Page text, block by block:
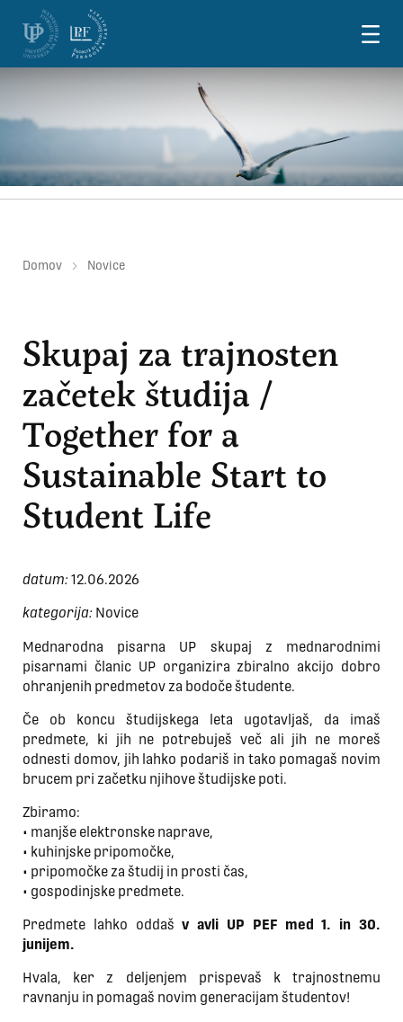
Skoči na vsebino
Domov Novice
Skupaj za trajnosten
začetek študija /
Together for a
Sustainable Start to
Student Life
datum: 12.06.2026
kategorija: Novice
Mednarodna pisarna UP skupaj z mednarodnimi
pisarnami članic UP organizira zbiralno akcijo dobro
ohranjenih predmetov za bodoče študente.
Če ob koncu študijskega leta ugotavljaš, da imaš
predmete, ki jih ne potrebuješ več ali jih ne moreš
odnesti domov, jih lahko podariš in tako pomagaš novim
brucem pri začetku njihove študijske poti.
Zbiramo:
• manjše elektronske naprave,
• kuhinjske pripomočke,
• pripomočke za študij in prosti čas,
• gospodinjske predmete.
Predmete lahko oddaš v avli UP PEF med 1. in 30.
junijem.
Hvala, ker z deljenjem prispevaš k trajnostnemu
ravnanju in pomagaš novim generacijam študentov!